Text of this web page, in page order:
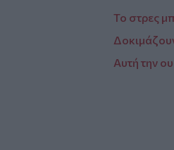
Το στρες
Αυτή την